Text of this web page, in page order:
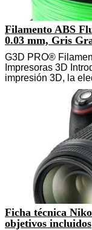
Filamento ABS
0.03 mm, Gris
G3D PRO®
Impresoras 3D
impresión 3D, la
Ficha técnica
objetivos incluidos